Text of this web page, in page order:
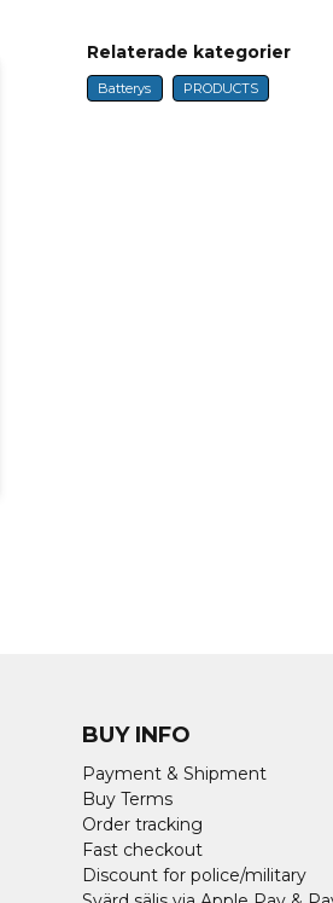
Relaterade kategorier
Batterys PRODUCTS
BUY INFO
Payment & Shipment
Buy Terms
Order tracking
Fast checkout
Discount for police/military